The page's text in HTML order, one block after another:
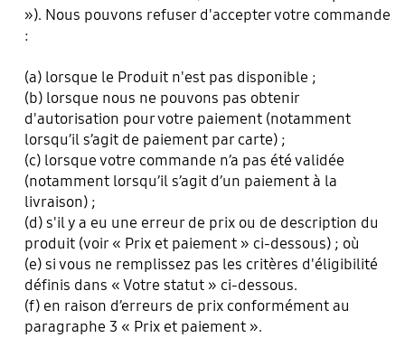
»). Nous pouvons refuser d'accepter votre commande
:
(a) lorsque le Produit n'est pas disponible ;
(b) lorsque nous ne pouvons pas obtenir
d'autorisation pour votre paiement (notamment
lorsqu’il s’agit de paiement par carte) ;
(c) lorsque votre commande n’a pas été validée
(notamment lorsqu’il s’agit d’un paiement à la
livraison) ;
(d) s'il y a eu une erreur de prix ou de description du
produit (voir « Prix et paiement » ci-dessous) ; où
(e) si vous ne remplissez pas les critères d'éligibilité
définis dans « Votre statut » ci-dessous.
(f) en raison d’erreurs de prix conformément au
paragraphe 3 « Prix et paiement ».